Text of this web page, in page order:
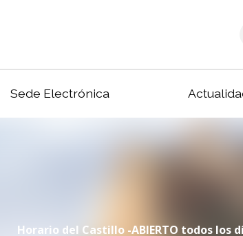
Sede Electrónica
Horario del Castillo -ABIERTO todos los